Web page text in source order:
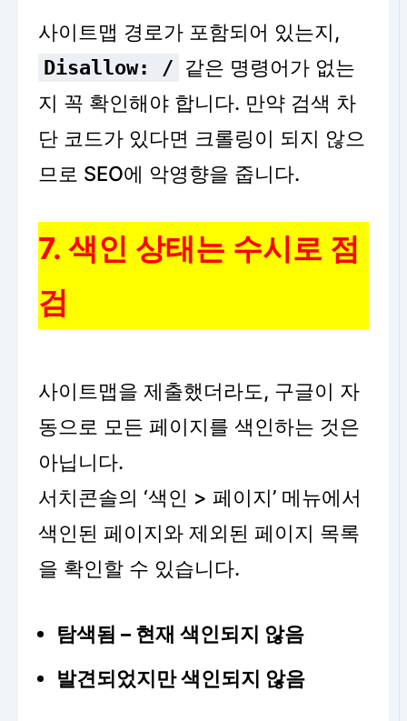
사이트맵 경로가 포함되어 있는지,
Disallow: / 같은 명령어가 없는
지 꼭 확인해야 합니다. 만약 검색 차
단 코드가 있다면 크롤링이 되지 않으
므로 SEO에 악영향을 줍니다.
7. 색인 상태는 수시로 점
검
사이트맵을 제출했더라도, 구글이 자
동으로 모든 페이지를 색인하는 것은
아닙니다.
서치콘솔의 ‘색인 > 페이지’ 메뉴에서
색인된 페이지와 제외된 페이지 목록
을 확인할 수 있습니다.
탐색됨 – 현재 색인되지 않음
발견되었지만 색인되지 않음